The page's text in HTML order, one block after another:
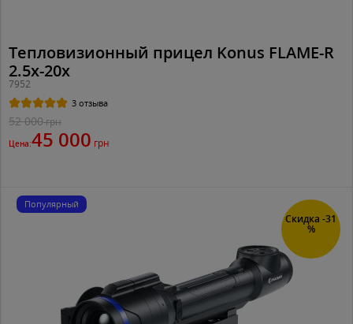
Тепловизионный прицел Konus FLAME-R
2.5x-20x
7952
3 отзыва
52 000грн
Цена:45 000 грн
Скидка -31
%
Популярный